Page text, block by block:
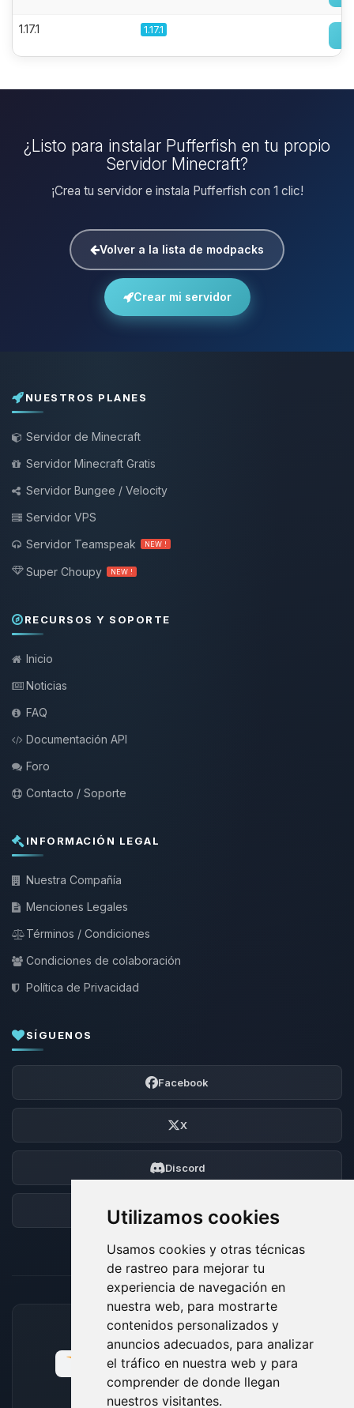
Utilizamos cookies
Usamos cookies y otras técnicas
de rastreo para mejorar tu
experiencia de navegación en
nuestra web, para mostrarte
contenidos personalizados y
anuncios adecuados, para analizar
el tráfico en nuestra web y para
comprender de donde llegan
nuestros visitantes.
1.17.1 1.17.1
¿Listo para instalar Pufferfish en tu propio
Servidor Minecraft?
¡Crea tu servidor e instala Pufferfish con 1 clic!
Volver a la lista de modpacks
Crear mi servidor
NUESTROS PLANES
Servidor de Minecraft
Servidor Minecraft Gratis
Servidor Bungee / Velocity
Servidor VPS
Servidor Teamspeak
NEW !
Super Choupy NEW !
RECURSOS Y SOPORTE
Inicio
Noticias
FAQ
Documentación API
Foro
Contacto / Soporte
INFORMACIÓN LEGAL
Nuestra Compañía
Menciones Legales
Términos / Condiciones
Condiciones de colaboración
Política de Privacidad
SÍGUENOS
Facebook
X
Discord
Foro
MÉTODOS DE PAGO ACEPTADOS